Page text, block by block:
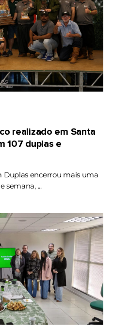
realizado em Santa
107 duplas e
Duplas encerrou mais uma
semana, ...